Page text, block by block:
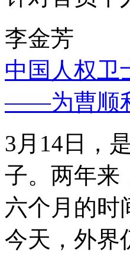
李金芳
中国人权卫
——为曹顺
3月14日，
子。两年来
六个月的时
今天，外界